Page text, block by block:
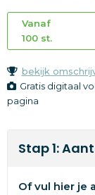
Merken
Vanaf
100 st.
bekijk
Gratis digitaal
pagina
Stap 1:
Of vul hier je